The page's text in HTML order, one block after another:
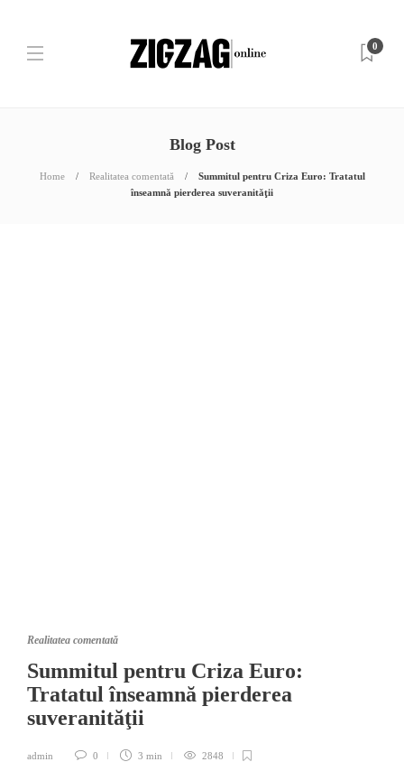
0
Blog Post
Home Realitatea comentată
Summitul pentru Criza Euro: Tratatul
înseamnă pierderea suveranităţii
Realitatea comentată
Summitul pentru Criza Euro:
Tratatul înseamnă pierderea
suveranităţii
admin 0 3 min 2848